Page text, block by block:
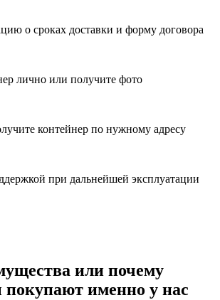
о сроках доставки и форму договора
лично или получите фото
контейнер по нужному адресу
при дальнейшей эксплуатации
или почему
именно у нас